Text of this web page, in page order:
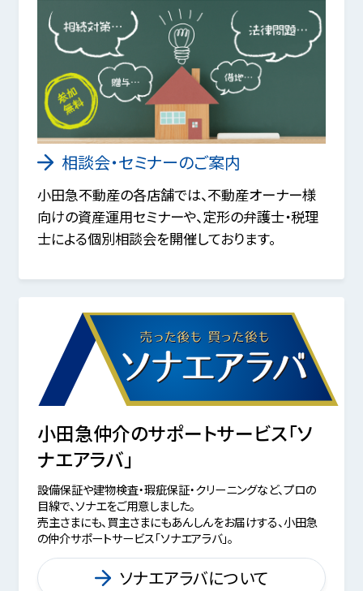
相談会・セミナーのご案内
小田急不動産の各店舗では、不動産オーナー様
向けの資産運用セミナーや、定形の弁護士・税理
士による個別相談会を開催しております。
小田急仲介のサポートサービス「ソ
ナエアラバ」
設備保証や建物検査・瑕疵保証・クリーニングなど、プロの
目線で、ソナエをご用意しました。
売主さまにも、買主さまにもあんしんをお届けする、小田急
の仲介サポートサービス「ソナエアラバ」。
ソナエアラバについて